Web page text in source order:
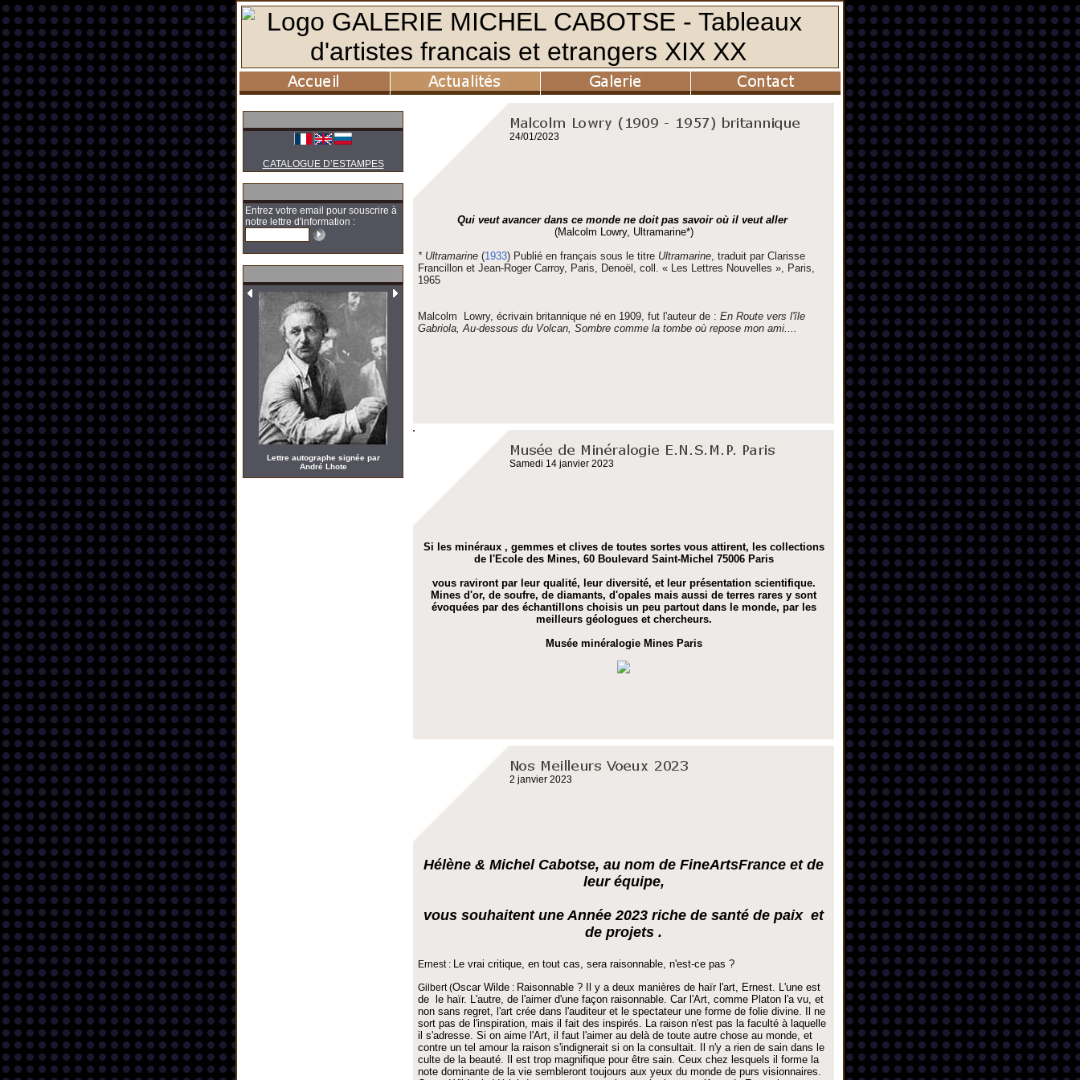
CATALOGUE D’ESTAMPES
Entrez votre email pour souscrire à
notre lettre d'information :
Lettre autographe signée par
André Lhote
24/01/2023
Qui veut avancer dans ce monde ne doit pas savoir où il veut aller
(Malcolm Lowry, Ultramarine*)
* Ultramarine (1933) Publié en français sous le titre Ultramarine, traduit par Clarisse
Francillon et Jean-Roger Carroy, Paris, Denoël, coll. « Les Lettres Nouvelles », Paris,
1965
Malcolm Lowry, écrivain britannique né en 1909, fut l'auteur de : En Route vers l'île
Gabriola, Au-dessous du Volcan, Sombre comme la tombe où repose mon ami....
Samedi 14 janvier 2023
Si les minéraux , gemmes et clives de toutes sortes vous attirent, les collections
de l'Ecole des Mines, 60 Boulevard Saint-Michel 75006 Paris
vous raviront par leur qualité, leur diversité, et leur présentation scientifique.
Mines d'or, de soufre, de diamants, d'opales mais aussi de terres rares y sont
évoquées par des échantillons choisis un peu partout dans le monde, par les
meilleurs géologues et chercheurs.
Musée minéralogie Mines Paris
2 janvier 2023
Hélène & Michel Cabotse, au nom de FineArtsFrance et de
leur équipe,
vous souhaitent une Année 2023 riche de santé de paix et
de projets .
Ernest : Le vrai critique, en tout cas, sera raisonnable, n'est-ce pas ?
Gilbert (Oscar Wilde : Raisonnable ? Il y a deux manières de haïr l'art, Ernest. L'une est
de le haïr. L'autre, de l'aimer d'une façon raisonnable. Car l'Art, comme Platon l'a vu, et
non sans regret, l'art crée dans l'auditeur et le spectateur une forme de folie divine. Il ne
sort pas de l'inspiration, mais il fait des inspirés. La raison n'est pas la faculté à laquelle
il s'adresse. Si on aime l'Art, il faut l'aimer au delà de toute autre chose au monde, et
contre un tel amour la raison s'indignerait si on la consultait. Il n'y a rien de sain dans le
culte de la beauté. Il est trop magnifique pour être sain. Ceux chez lesquels il forme la
note dominante de la vie sembleront toujours aux yeux du monde de purs visionnaires.